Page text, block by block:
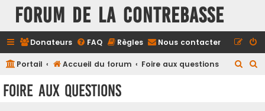
FORUM DE LA CONTREBASSE
Donateurs FAQ Règles Nous contacter
Portail Accueil du forum Foire aux questions
Foire aux questions